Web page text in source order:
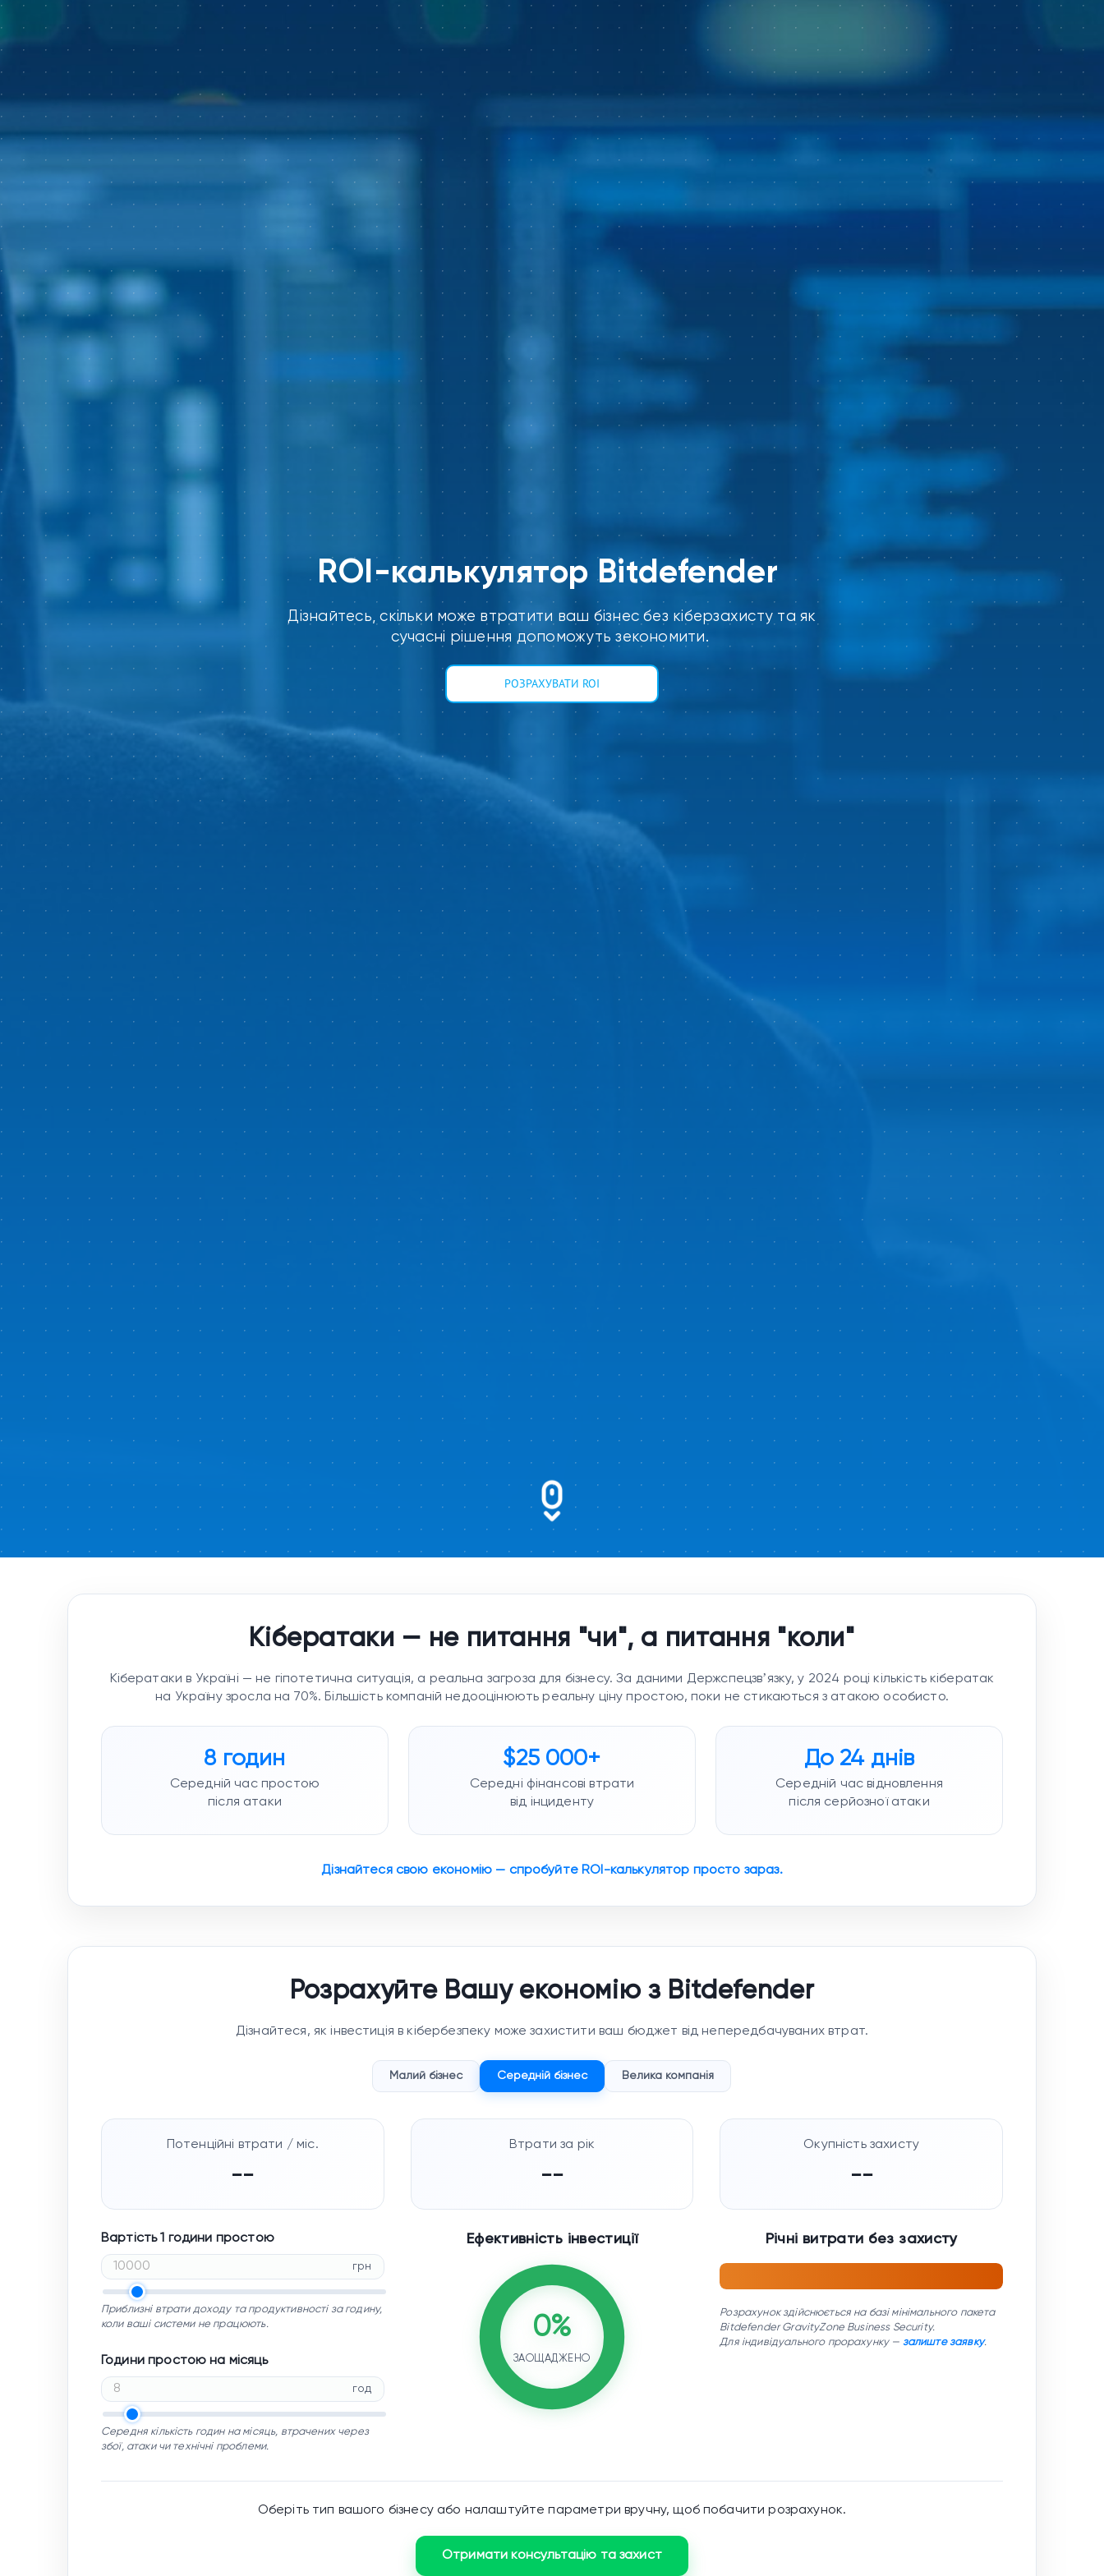
ROI-калькулятор Bitdefender
Дізнайтесь,скільки може втратити ваш бізнес без кіберзахисту та як
сучасні рішення допоможуть зекономити.
РОЗРАХУВАТИ ROI
Кібератаки — не питання "чи", а питання "коли"
Кібератаки в Україні — не гіпотетична ситуація, а реальна загроза для бізнесу. За даними Держспецзвʼязку, у 2024 році кількість кібератак
на Україну зросла на 70%. Більшість компаній недооцінюють реальну ціну простою, поки не стикаються з атакою особисто.
8 годин
Середній час простою
після атаки
$25 000+
Середні фінансові втрати
від інциденту
До 24 днів
Середній час відновлення
після серйозної атаки
Дізнайтеся свою економію — спробуйте ROI-калькулятор просто зараз.
Розрахуйте Вашу економію з Bitdefender
Дізнайтеся, як інвестиція в кібербезпеку може захистити ваш бюджет від непередбачуваних втрат.
Малий бізнес Середній бізнес Велика компанія
Потенційні втрати / міс.
--
Вартість 1 години простою
грн
Приблизні втрати доходу та продуктивності за годину,
коли ваші системи не працюють.
Години простою на місяць
год
Середня кількість годин на місяць, втрачених через
збої, атаки чи технічні проблеми.
Втрати за рік
--
Ефективність інвестиції
0%
ЗАОЩАДЖЕНО
Окупність захисту
--
Річні витрати без захисту
Розрахунок здійснюється на базі мінімального пакета
Bitdefender GravityZone Business Security.
Для індивідуального прорахунку — залиште заявку.
Оберіть тип вашого бізнесу або налаштуйте параметри вручну, щоб побачити розрахунок.
Отримати консультацію та захист